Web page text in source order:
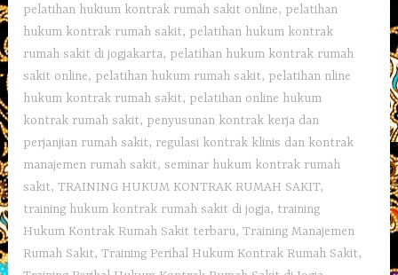
pelatihan hukium kontrak rumah sakit online, pelatihan
hukum kontrak rumah sakit, pelatihan hukum kontrak
rumah sakit di jogjakarta, pelatihan hukum kontrak rumah
sakit online, pelatihan hukum rumah sakit, pelatihan nline
hukum kontrak rumah sakit, pelatihan online hukum
kontrak rumah sakit, penyusunan kontrak kerja dan
perjanjian rumah sakit, regulasi kontrak klinis dan kontrak
manajemen rumah sakit,seminar hukum kontrak rumah
sakit,TRAINING HUKUM KONTRAK RUMAH SAKIT,
training hukum kontrak rumah sakit di jogja, training
Hukum Kontrak Rumah Sakit terbaru,Training Manajemen
Rumah Sakit,Training Perihal Hukum Kontrak Rumah Sakit,